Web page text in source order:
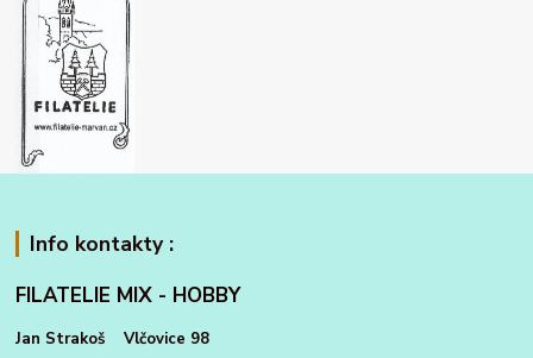
Info kontakty :
FILATELIE MIX - HOBBY
Jan Strakoš Vlčovice 98